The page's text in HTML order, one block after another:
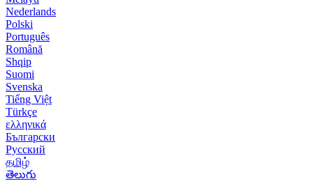
Nederlands
Polski
Português
Română
Shqip
Suomi
Svenska
Tiếng Việt
Türkçe
ελληνικά
Български
Русский
தமிழ்
తెలుగు